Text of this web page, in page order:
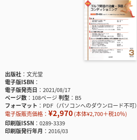
出版社
文光堂
電子版ISBN
電子版発売日
2021/08/17
ページ数
108ページ判型
B5
フォーマット
PDF（パソコンへのダウンロード不可）
電子版販売価格： ¥2,970(本体¥2,700＋税10％)
印刷版ISSN
0289-3339
印刷版発行年月
2016/03